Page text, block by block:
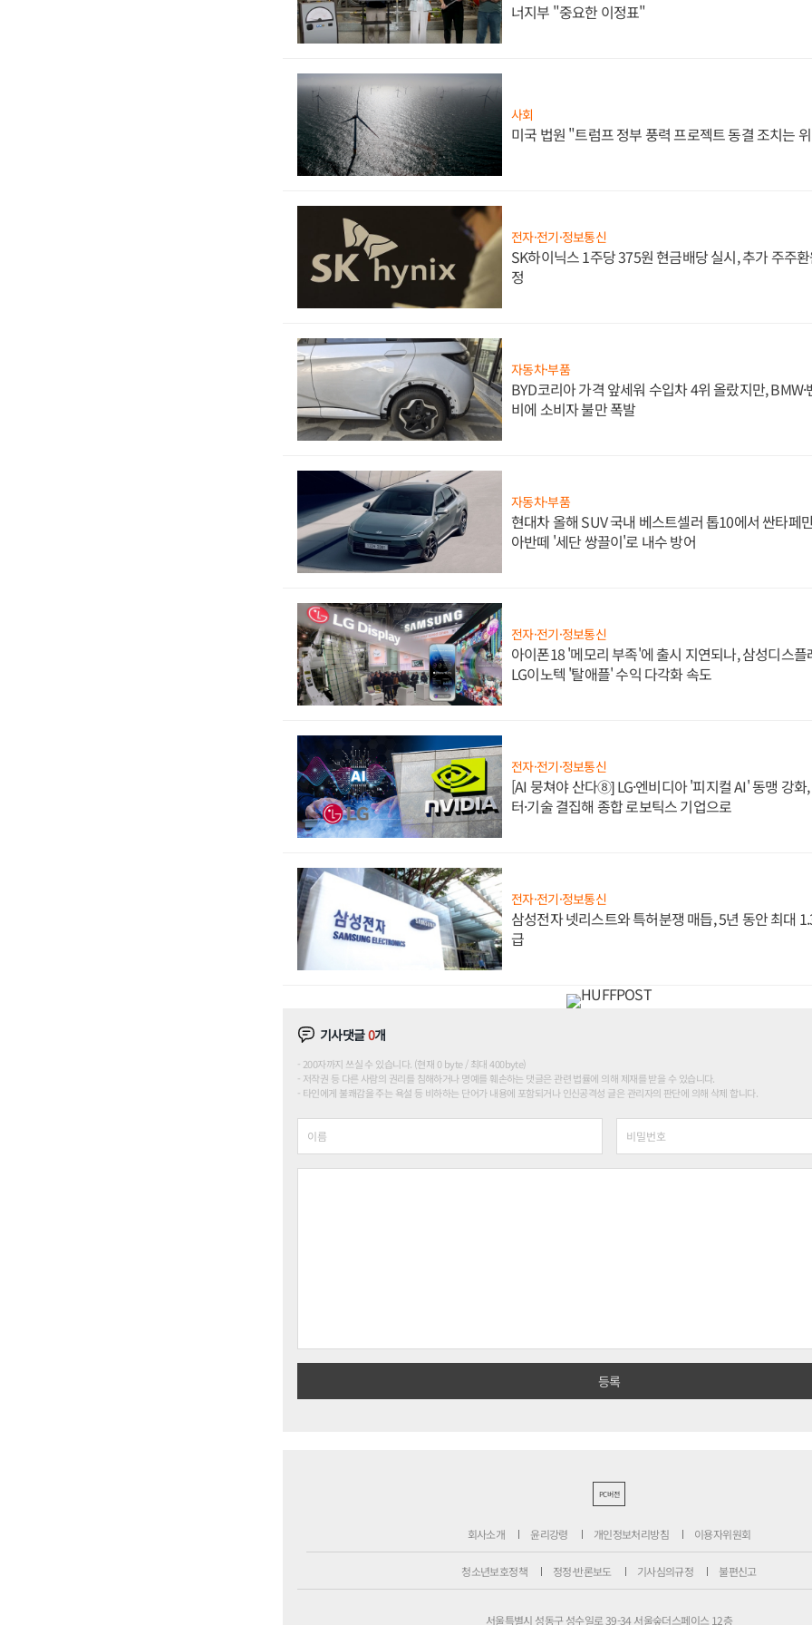
너지부 "중요한 이정표"
사회
미국 법원 "트럼프 정부 풍력 프로젝트 동결 조치는
전자·전기·정보통신
SK하이닉스 1주당 375원 현금배당 실시, 추가 주주
정
자동차·부품
BYD코리아 가격 앞세워 수입차 4위 올랐지만,
비에 소비자 불만 폭발
자동차·부품
현대차 올해 SUV 국내 베스트셀러 톱10에서 싼타페
아반떼 '세단 쌍끌이'로 내수 방어
전자·전기·정보통신
아이폰18 '메모리 부족'에 출시 지연되나, 삼성디스플
LG이노텍 '탈애플' 수익 다각화 속도
전자·전기·정보통신
[AI 뭉쳐야 산다⑧] LG·엔비디아 '피지컬 AI' 동맹 강화,
터·기술 결집해 종합 로보틱스 기업으로
전자·전기·정보통신
삼성전자 넷리스트와 특허분쟁 매듭, 5년 동안 최대
급
기사댓글0개
200자까지 쓰실 수 있습니다. (현재 0 byte / 최대 400byte)
저작권 등 다른 사람의 권리를 침해하거나 명예를 훼손하는 댓글은 관련 법률에 의해 제재를 받을 수 있습니다.
타인에게 불쾌감을 주는 욕설 등 비하하는 단어가 내용에 포함되거나 인신공격성 글은 관리자의 판단에 의해 삭제 합니다.
PC버전
회사소개 윤리강령 개인정보처리방침 이용자위원회
청소년보호정책 정정·반론보도 기사심의규정 불편신고
서울특별시 성동구 성수일로 39-34 서울숲더스페이스 12층